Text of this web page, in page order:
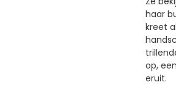
haar
kreet
op,
eruit.